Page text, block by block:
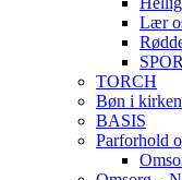
Lær
TORCH
Bøn i kirken
BASIS
Parforhold